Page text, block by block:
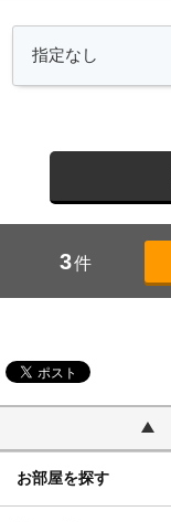
3件
お部屋を探す